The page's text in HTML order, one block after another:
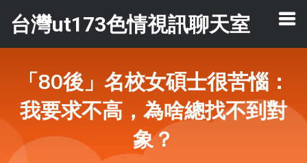
台灣ut173色情視訊聊天室
「80後」名校女碩士很苦惱：
我要求不高，為啥總找不到對
象？